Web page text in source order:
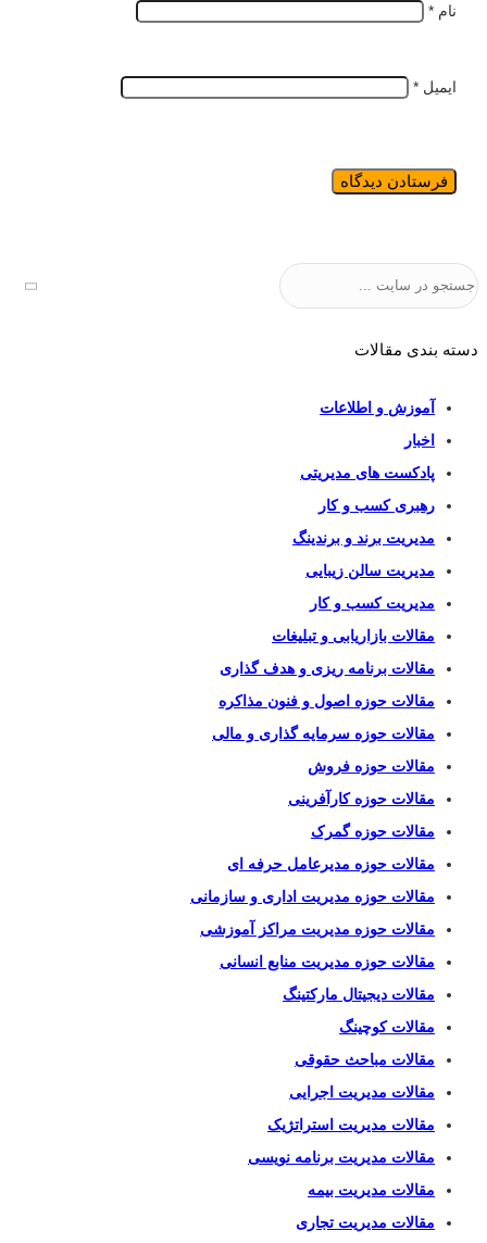
نام *
ایمیل *
جستجو
دسته بندی مقالات
آموزش و اطلاعات
اخبار
پادکست های مدیریتی
رهبری کسب و کار
مدیریت برند و برندینگ
مدیریت سالن زیبایی
مدیریت کسب و کار
مقالات بازاریابی و تبلیغات
مقالات برنامه ریزی و هدف گذاری
مقالات حوزه اصول و فنون مذاکره
مقالات حوزه سرمایه گذاری و مالی
مقالات حوزه فروش
مقالات حوزه کارآفرینی
مقالات حوزه گمرک
مقالات حوزه مدیرعامل حرفه ای
مقالات حوزه مدیریت اداری و سازمانی
مقالات حوزه مدیریت مراکز آموزشی
مقالات حوزه مدیریت منابع انسانی
مقالات دیجیتال مارکتینگ
مقالات کوچینگ
مقالات مباحث حقوقی
مقالات مدیریت اجرایی
مقالات مدیریت استراتژیک
مقالات مدیریت برنامه نویسی
مقالات مدیریت بیمه
مقالات مدیریت تجاری